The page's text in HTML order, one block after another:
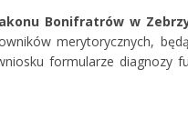
Bonifratrów w
merytorycznych,
formularze diagnozy